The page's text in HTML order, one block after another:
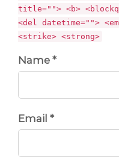
title=""> <b>
<del datetime="">
<strike> <strong>
Name *
Email *